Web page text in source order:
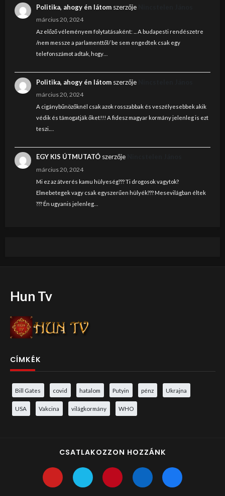
Politika, ahogy én látomszerzője
március 20, 2024
Az előző véleményem folytatásaként: ... A budapesti rendészetre
/nem messze a parlamenttől/ be sem engedtek csak egy
telefonszámot adtak, hogy…
Politika, ahogy én látomszerzője
március 20, 2024
A cigánybűnözőknél csak azok rosszabbak és veszélyesebbek akik
védik és támogatják őket!!! A fidesz magyar kormány jelenleg is ezt
teszi.…
EGY KIS ÚTMUTATÓszerzője
március 20, 2024
Mi ez az átverés kamu hülyeség??? Ti drogosok vagytok?
Elmebetegek vagy csak egyszerűen hülyék??? Mesevilágban éltek
??? Én ugyanis jelenleg…
Hun Tv
CÍMKÉK
Bill Gates covid hatalom Putyin pénz Ukrajna
USA Vakcina világkormány WHO
CSATLAKOZZON HOZZÁNK